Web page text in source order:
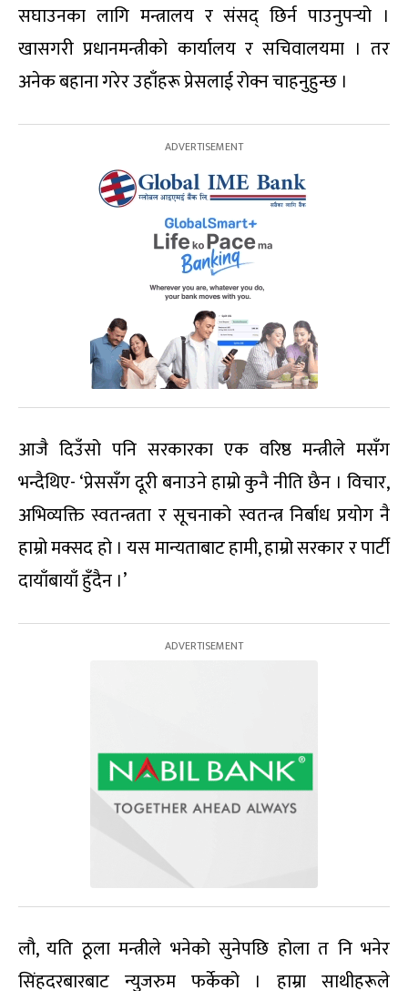
सघाउनका लागि मन्त्रालय र संसद् छिर्न पाउनुपर्‍यो ।
खासगरी प्रधानमन्त्रीको कार्यालय र सचिवालयमा । तर
अनेक बहाना गरेर उहाँहरू प्रेसलाई रोक्न चाहनुहुन्छ ।
आजै दिउँसो पनि सरकारका एक वरिष्ठ मन्त्रीले मसँग
भन्दैथिए- ‘प्रेससँग दूरी बनाउने हाम्रो कुनै नीति छैन । विचार,
अभिव्यक्ति स्वतन्त्रता र सूचनाको स्वतन्त्र निर्बाध प्रयोग नै
हाम्रो मक्सद हो । यस मान्यताबाट हामी, हाम्रो सरकार र पार्टी
दायाँबायाँ हुँदैन ।’
लौ, यति ठूला मन्त्रीले भनेको सुनेपछि होला त नि भनेर
सिंहदरबारबाट न्युजरुम फर्केको । हाम्रा साथीहरूले